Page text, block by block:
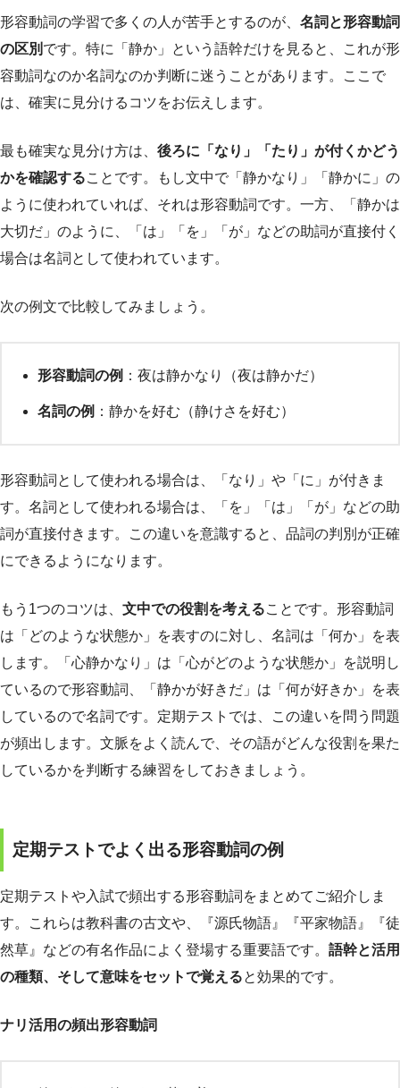
形容動詞の学習で多くの人が苦手とするのが、 名詞と形容動詞
の区別 です。特に「静か」という語幹だけを見ると、これが形
容動詞なのか名詞なのか判断に迷うことがあります。ここで
は、確実に見分けるコツをお伝えします。
最も確実な見分け方は、 後ろに「なり」「たり」が付くかどう
かを確認することです。もし文中で「静かなり」「静かに」の
ように使われていれば、それは形容動詞です。一方、「静かは
大切だ」のように、「は」「を」「が」などの助詞が直接付く
場合は名詞として使われています。
次の例文で比較してみましょう。
形容動詞の例 ：夜は静かなり（夜は静かだ）
名詞の例 ：静かを好む（静けさを好む）
形容動詞として使われる場合は、「なり」や「に」が付きま
す。名詞として使われる場合は、「を」「は」「が」などの助
詞が直接付きます。この違いを意識すると、品詞の判別が正確
にできるようになります。
もう1つのコツは、 文中での役割を考えることです。形容動詞
は「どのような状態か」を表すのに対し、名詞は「何か」を表
します。「心静かなり」は「心がどのような状態か」を説明し
ているので形容動詞、「静かが好きだ」は「何が好きか」を表
しているので名詞です。定期テストでは、この違いを問う問題
が頻出します。文脈をよく読んで、その語がどんな役割を果た
しているかを判断する練習をしておきましょう。
定期テストでよく出る形容動詞の例
定期テストや入試で頻出する形容動詞をまとめてご紹介しま
す。これらは教科書の古文や、『源氏物語』『平家物語』『徒
然草』などの有名作品によく登場する重要語です。 語幹と活用
の種類、そして意味をセットで覚えると効果的です。
ナリ活用の頻出形容動詞